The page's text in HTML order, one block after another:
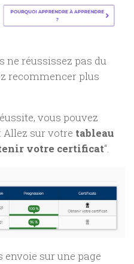
ne réussissez pas du
recommencer plus
vous pouvez
sur votre tableau
votre certificat“.
sur une page